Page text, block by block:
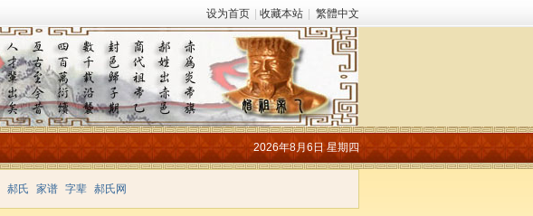
设为首页 收藏本站 繁體中文
2026年8月6日 星期四
郝氏 家谱 字辈 郝氏网